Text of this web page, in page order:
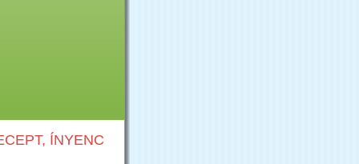
ÍNYENC